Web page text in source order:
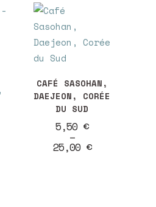
produit
plusieurs
variations.
CAFÉ SASOHAN,
DAEJEON, CORÉE
DU SUD
5,50 €
–
25,00 €
Plage
de
prix :